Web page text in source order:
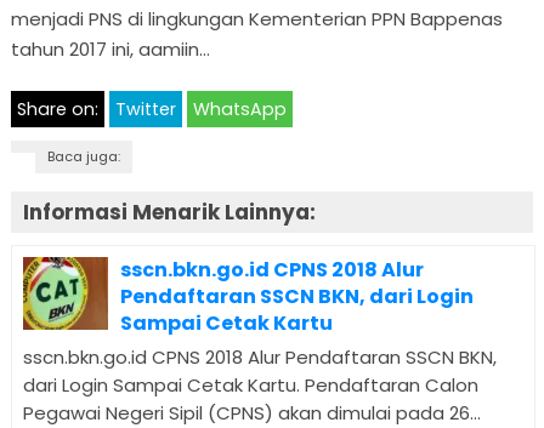
menjadi PNS di lingkungan Kementerian PPN Bappenas
tahun 2017 ini, aamiin…
Share on: Twitter WhatsApp
Baca juga:
Informasi Menarik Lainnya:
sscn.bkn.go.id CPNS 2018 Alur
Pendaftaran SSCN BKN, dari Login
Sampai Cetak Kartu
sscn.bkn.go.id CPNS 2018 Alur Pendaftaran SSCN BKN,
dari Login Sampai Cetak Kartu. Pendaftaran Calon
Pegawai Negeri Sipil (CPNS) akan dimulai pada 26...